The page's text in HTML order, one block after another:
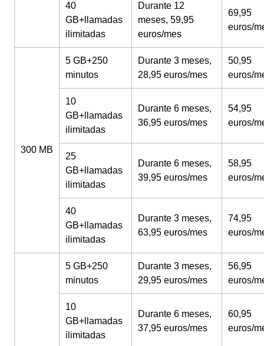
40
GB+llamadas
ilimitadas
Durante 12
meses, 59,95
euros/mes
69,95
euros/
300 MB
5 GB+250
minutos
Durante 3 meses,
28,95 euros/mes
50,95
euros/
10
GB+llamadas
ilimitadas
Durante 6 meses,
36,95 euros/mes
54,95
euros/
25
GB+llamadas
ilimitadas
Durante 6 meses,
39,95 euros/mes
58,95
euros/
40
GB+llamadas
ilimitadas
Durante 3 meses,
63,95 euros/mes
74,95
euros/
5 GB+250
minutos
Durante 3 meses,
29,95 euros/mes
56,95
euros/
10
GB+llamadas
ilimitadas
Durante 6 meses,
37,95 euros/mes
60,95
euros/